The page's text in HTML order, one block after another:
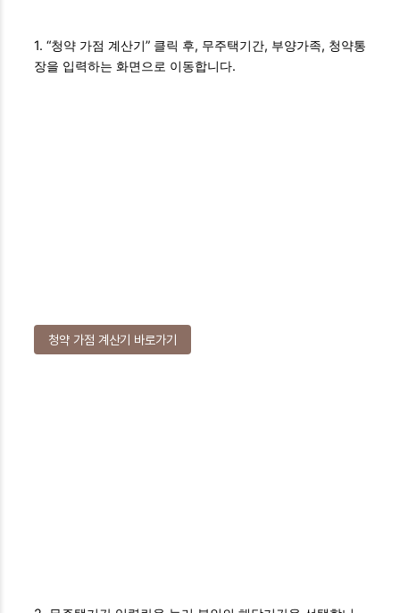
1. “청약 가점 계산기” 클릭 후, 무주택기간, 부양가족, 청약통
장을 입력하는 화면으로 이동합니다.
청약 가점 계산기 바로가기